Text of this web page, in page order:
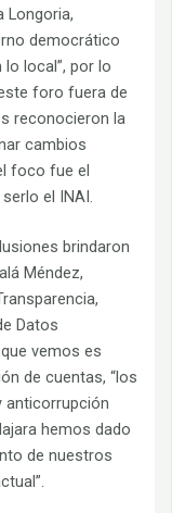
Longoria,
democrático
local”, por lo
foro fuera de
reconocieron la
cambios
foco fue el
el INAI.
brindaron
Méndez,
Datos
vemos es
de cuentas, “los
anticorrupción
hemos dado
de nuestros